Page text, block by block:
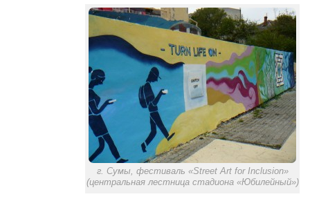
Надія Белокур
Анна Гидора
Леонтий Костур
Римма Миленкова
Ирина Проценко
Александр Садовский
г. Сумы, фестиваль «Street Art for Inclusion»
(центральная лестница стадиона «Юбилейный»)